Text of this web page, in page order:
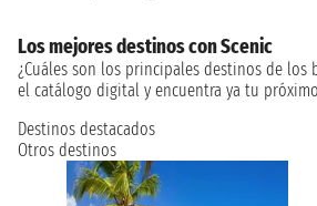
Los mejores destinos con Scenic
¿Cuáles son los principales destinos de los
el catálogo digital y encuentra ya tu
Destinos destacados
Otros destinos